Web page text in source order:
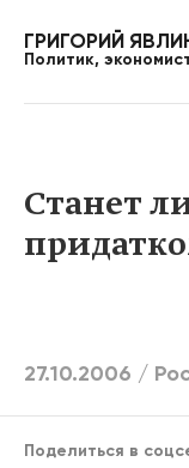
ГРИГОРИЙ
Политик,
Станет
27.10.2006 /
Поделиться в